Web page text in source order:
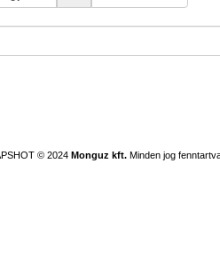
© 2024 Monguz kft. Minden jog